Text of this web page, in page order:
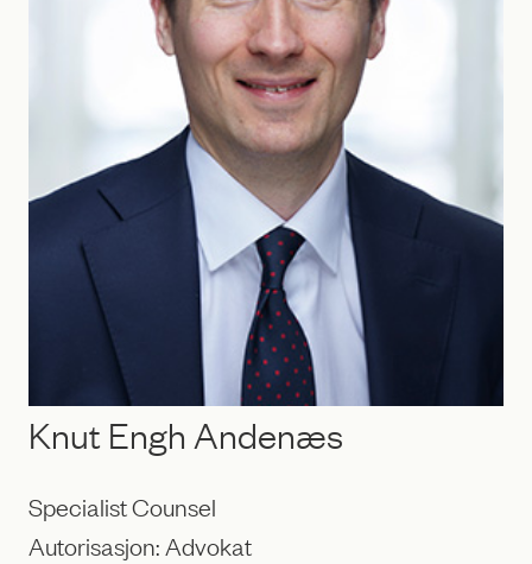
Knut Engh Andenæs
Specialist Counsel
Autorisasjon: Advokat